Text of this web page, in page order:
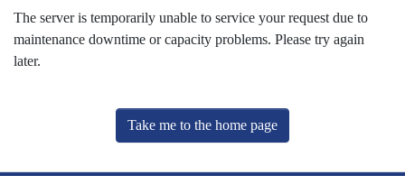
The server is temporarily unable to service your request due to
maintenance downtime or capacity problems. Please try again
later.
Take me to the home page